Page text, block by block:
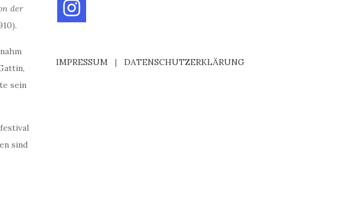
der
sein
sind
IMPRESSUM| DATENSCHUTZERKLÄRUNG